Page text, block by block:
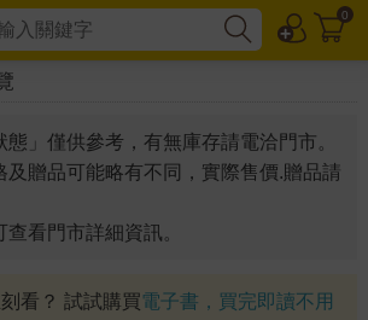
0
」僅供參考，有無庫存請電洽門市。
贈品可能略有不同，實際售價.贈品請
看門市詳細資訊。
看？ 試試購買電子書，買完即讀不用